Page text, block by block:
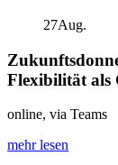
27Aug.
Flexibilität als
online, via Teams
mehr lesen